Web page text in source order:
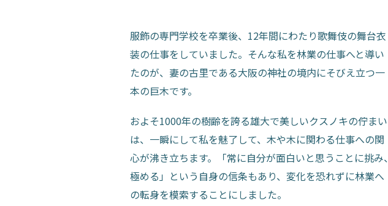
服飾の専門学校を卒業後、12年間にわたり歌舞伎の舞台衣
装の仕事をしていました。そんな私を林業の仕事へと導い
たのが、妻の古里である大阪の神社の境内にそびえ立つ一
本の巨木です。
およそ1000年の樹齢を誇る雄大で美しいクスノキの佇まい
は、一瞬にして私を魅了して、木や木に関わる仕事への関
心が沸き立ちます。「常に自分が面白いと思うことに挑み、
極める」という自身の信条もあり、変化を恐れずに林業へ
の転身を模索することにしました。